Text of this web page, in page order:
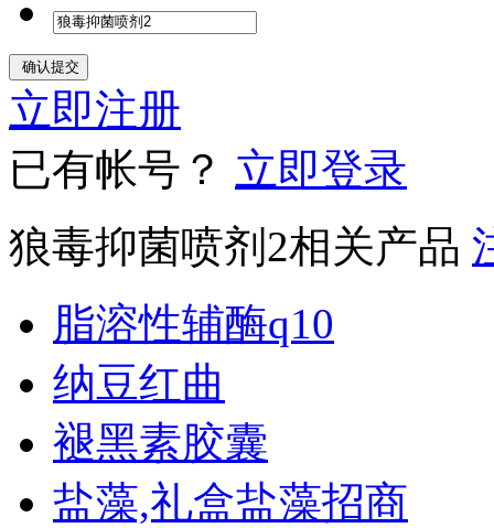
立即注册
已有帐号？ 立即登录
狼毒抑菌喷剂2相关产品
脂溶性辅酶q10
纳豆红曲
褪黑素胶囊
盐藻,礼盒盐藻招商